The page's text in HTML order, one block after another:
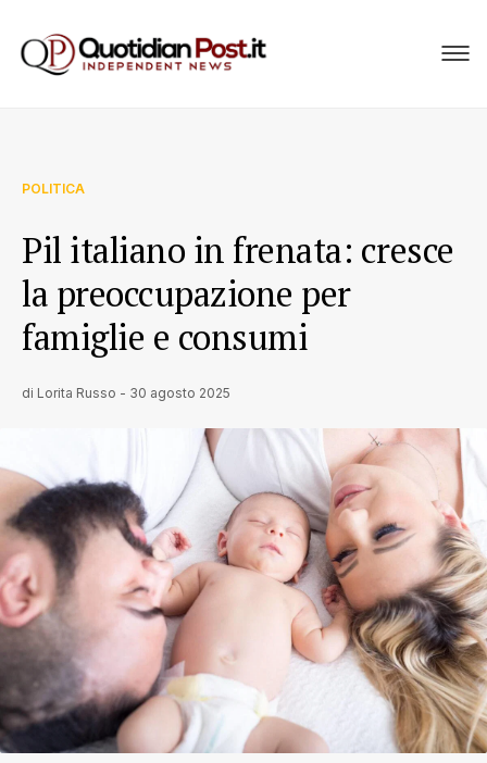
POLITICA
Pil italiano in frenata: cresce
la preoccupazione per
famiglie e consumi
di Lorita Russo - 30 agosto 2025